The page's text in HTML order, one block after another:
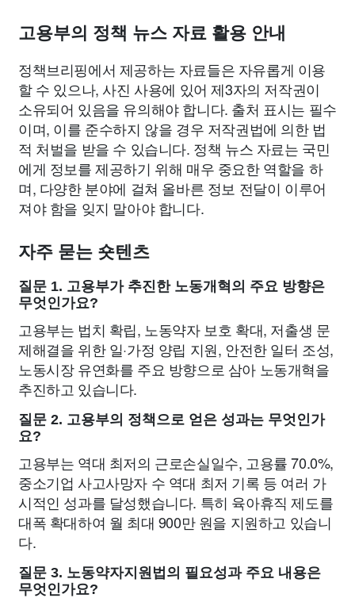
고용부의 정책 뉴스 자료 활용 안내
정책브리핑에서 제공하는 자료들은 자유롭게 이용
할 수 있으나, 사진 사용에 있어 제3자의 저작권이
소유되어 있음을 유의해야 합니다. 출처 표시는 필수
이며, 이를 준수하지 않을 경우 저작권법에 의한 법
적 처벌을 받을 수 있습니다. 정책 뉴스 자료는 국민
에게 정보를 제공하기 위해 매우 중요한 역할을 하
며, 다양한 분야에 걸쳐 올바른 정보 전달이 이루어
져야 함을 잊지 말아야 합니다.
자주 묻는 숏텐츠
질문 1. 고용부가 추진한 노동개혁의 주요 방향은
무엇인가요?
고용부는 법치 확립, 노동약자 보호 확대, 저출생 문
제해결을 위한 일·가정 양립 지원, 안전한 일터 조성,
노동시장 유연화를 주요 방향으로 삼아 노동개혁을
추진하고 있습니다.
질문 2. 고용부의 정책으로 얻은 성과는 무엇인가
요?
고용부는 역대 최저의 근로손실일수, 고용률 70.0%,
중소기업 사고사망자 수 역대 최저 기록 등 여러 가
시적인 성과를 달성했습니다. 특히 육아휴직 제도를
대폭 확대하여 월 최대 900만 원을 지원하고 있습니
다.
질문 3. 노동약자지원법의 필요성과 주요 내용은
무엇인가요?